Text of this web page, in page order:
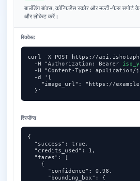
बाउंडिंग बॉक्स, कॉन्फिडेंस स्कोर और मल्टी-फेस सपोर्ट
और लोकेट करें।
रिक्वेस्ट
curl -X POST https://
  -H "Authorization: Bearer
-H "Content-Type: application/
  -d '{
"image_url": "https://
  }'
रिस्पॉन्स
{
  "success": true,
  "credits_used": 1,
  "faces": [
    {
      "confidence": 0.98,
      "bounding_box": {